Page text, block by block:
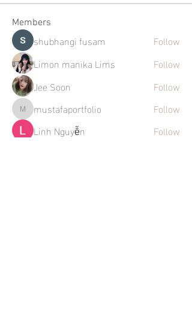
Members
shubhangi fusam
Follow
Limon manika Lims
Follow
Jee Soon
Follow
mustafaportfolio
mustafaportfolio
Follow
Linh Nguyễn
Follow